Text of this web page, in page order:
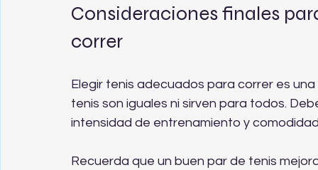
Consideraciones finales
correr
Elegir tenis adecuados para correr es
tenis son iguales ni sirven para todos.
intensidad de entrenamiento y
Recuerda que un buen par de tenis